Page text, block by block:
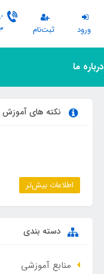
ورود ثبت‌نام
درباره ما
نکته های آموزش
اطلاعات بیش‌تر
دسته بندی
منابع آموزشی